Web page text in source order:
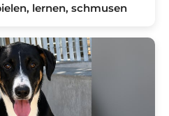
lernen, schmusen